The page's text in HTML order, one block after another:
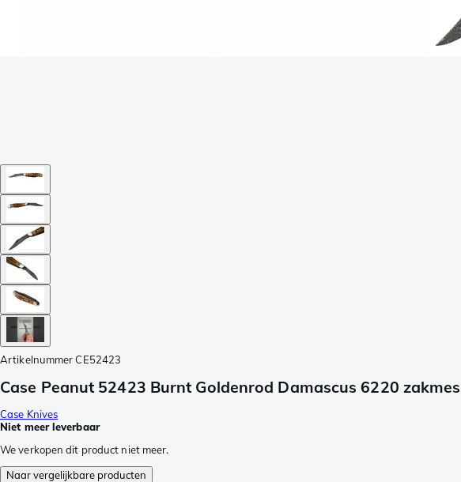
Artikelnummer CE52423
Case Peanut 52423 Burnt Goldenrod Damascus 6220 zakmes
Case Knives
Niet meer leverbaar
We verkopen dit product niet meer.
Naar vergelijkbare producten